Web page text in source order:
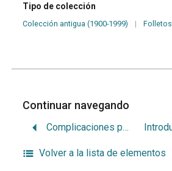
Tipo de colección
Colección antigua (1900-1999) | Folletos
Continuar navegando
Complicaciones periapicales agudas
Volver a la lista de elementos